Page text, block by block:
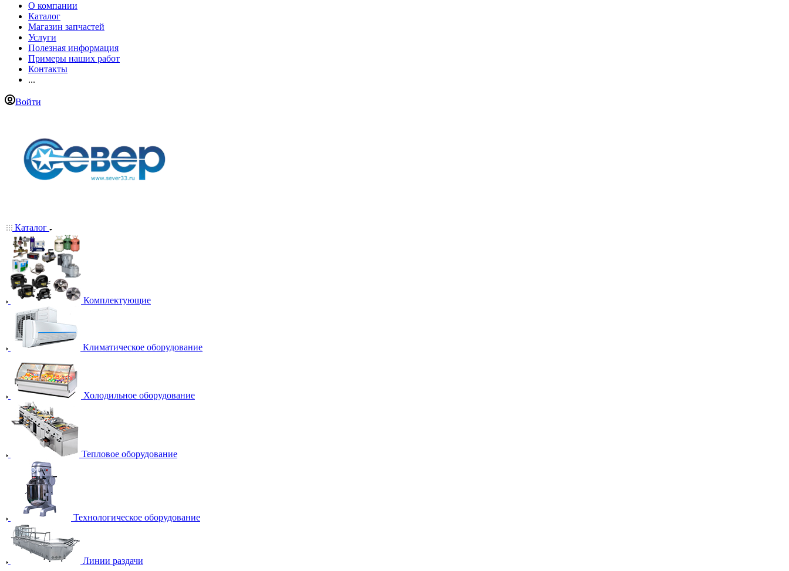
О компании
Каталог
Магазин запчастей
Услуги
Полезная информация
Примеры наших работ
Контакты
...
Войти
Каталог
Комплектующие
Климатическое оборудование
Холодильное оборудование
Тепловое оборудование
Технологическое оборудование
Линии раздачи